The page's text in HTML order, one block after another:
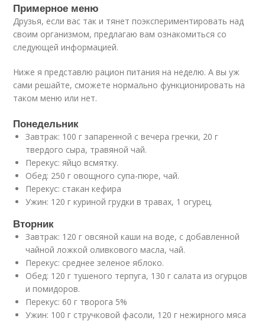
Примерное меню
Друзья, если вас так и тянет поэкспериментировать над
своим организмом, предлагаю вам ознакомиться со
следующей информацией.
Ниже я представлю рацион питания на неделю. А вы уж
сами решайте, сможете нормально функционировать на
таком меню или нет.
Понедельник
Завтрак: 100 г запаренной с вечера гречки, 20 г
твердого сыра, травяной чай.
Перекус: яйцо всмятку.
Обед: 250 г овощного супа-пюре, чай.
Перекус: стакан кефира
Ужин: 120 г куриной грудки в травах, 1 огурец.
Вторник
Завтрак: 120 г овсяной каши на воде, с добавленной
чайной ложкой оливкового масла, чай.
Перекус: среднее зеленое яблоко.
Обед: 120 г тушеного терпуга, 130 г салата из огурцов
и помидоров.
Перекус: 60 г творога 5%
Ужин: 100 г стручковой фасоли, 120 г нежирного мяса